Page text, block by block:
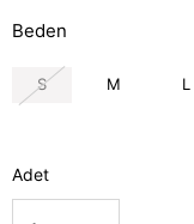
Beden
S M L
Adet